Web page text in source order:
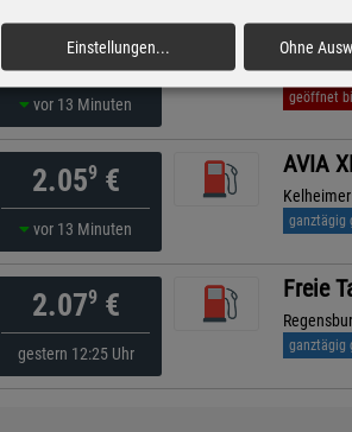
2.059€
vor 13 Minuten
AVIA
geöffnet
2.059€
vor 13 Minuten
AVIA
ganztägig
2.079€
gestern 12:25 Uhr
Freie
ganztägig
Einstellungen... Ohne